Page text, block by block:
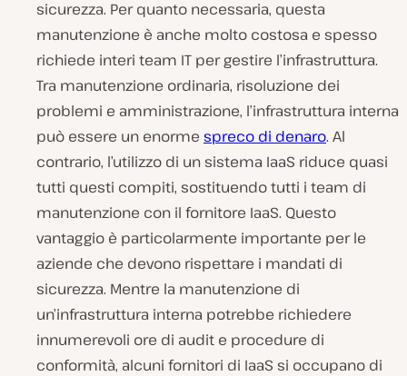
sicurezza. Per quanto necessaria, questa
manutenzione è anche molto costosa e spesso
richiede interi team IT per gestire l’infrastruttura.
Tra manutenzione ordinaria, risoluzione dei
problemi e amministrazione, l’infrastruttura interna
può essere un enorme spreco di denaro. Al
contrario, l’utilizzo di un sistema IaaS riduce quasi
tutti questi compiti, sostituendo tutti i team di
manutenzione con il fornitore IaaS. Questo
vantaggio è particolarmente importante per le
aziende che devono rispettare i mandati di
sicurezza. Mentre la manutenzione di
un’infrastruttura interna potrebbe richiedere
innumerevoli ore di audit e procedure di
conformità, alcuni fornitori di IaaS si occupano di